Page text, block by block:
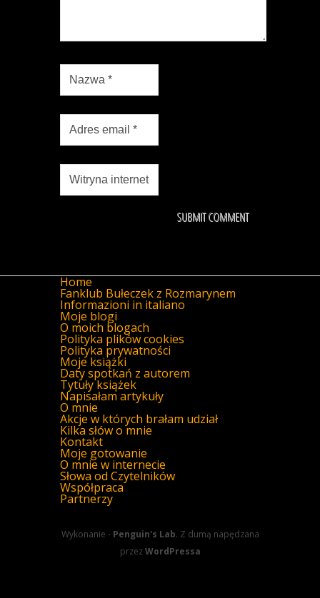
Home
Fanklub Bułeczek z Rozmarynem
Informazioni in italiano
Moje blogi
O moich blogach
Polityka plików cookies
Polityka prywatności
Moje książki
Daty spotkań z autorem
Tytuły książek
Napisałam artykuły
O mnie
Akcje w których brałam udział
Kilka słów o mnie
Kontakt
Moje gotowanie
O mnie w internecie
Słowa od Czytelników
Współpraca
Partnerzy
Wykonanie - Penguin's Lab. Z dumą napędzana
przezWordPressa